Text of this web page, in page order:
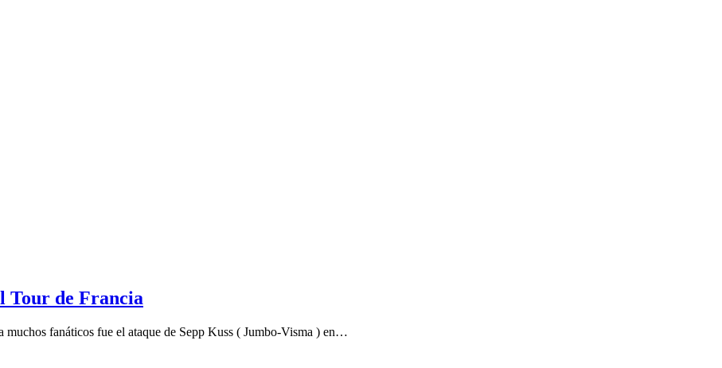
Tour de Francia
fanáticos fue el ataque de Sepp Kuss ( Jumbo-Visma ) en…